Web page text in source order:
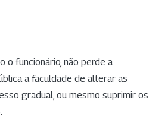
o funcionário, não perde a
a faculdade de alterar as
gradual, ou mesmo suprimir os